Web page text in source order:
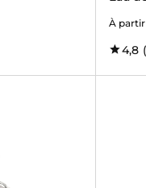
À
4,8